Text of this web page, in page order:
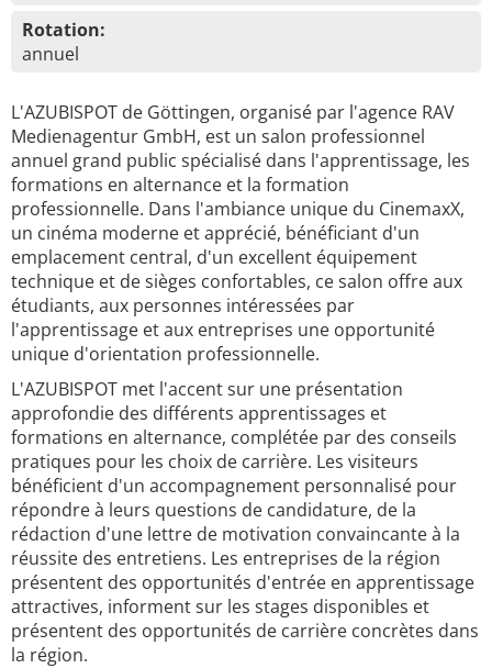
Rotation:
annuel
L'AZUBISPOT de Göttingen, organisé par l'agence RAV
Medienagentur GmbH, est un salon professionnel
annuel grand public spécialisé dans l'apprentissage, les
formations en alternance et la formation
professionnelle. Dans l'ambiance unique du CinemaxX,
un cinéma moderne et apprécié, bénéficiant d'un
emplacement central, d'un excellent équipement
technique et de sièges confortables, ce salon offre aux
étudiants, aux personnes intéressées par
l'apprentissage et aux entreprises une opportunité
unique d'orientation professionnelle.
L'AZUBISPOT met l'accent sur une présentation
approfondie des différents apprentissages et
formations en alternance, complétée par des conseils
pratiques pour les choix de carrière. Les visiteurs
bénéficient d'un accompagnement personnalisé pour
répondre à leurs questions de candidature, de la
rédaction d'une lettre de motivation convaincante à la
réussite des entretiens. Les entreprises de la région
présentent des opportunités d'entrée en apprentissage
attractives, informent sur les stages disponibles et
présentent des opportunités de carrière concrètes dans
la région.